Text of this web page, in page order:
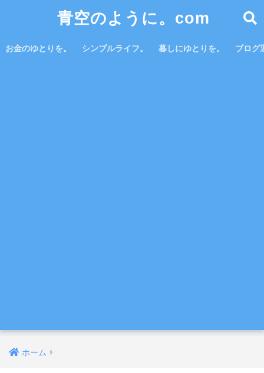
青空のように。com
お金のゆとりを。 シンプルライフ。 暮しにゆとりを。 ブログ
ホーム